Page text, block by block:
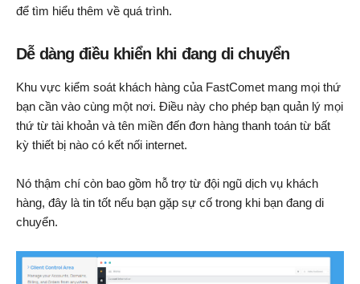
để tìm hiểu thêm về quá trình.
Dễ dàng điều khiển khi đang di chuyển
Khu vực kiểm soát khách hàng của FastComet mang mọi thứ
bạn cần vào cùng một nơi. Điều này cho phép bạn quản lý mọi
thứ từ tài khoản và tên miền đến đơn hàng thanh toán từ bất
kỳ thiết bị nào có kết nối internet.
Nó thậm chí còn bao gồm hỗ trợ từ đội ngũ dịch vụ khách
hàng, đây là tin tốt nếu bạn gặp sự cố trong khi bạn đang di
chuyển.